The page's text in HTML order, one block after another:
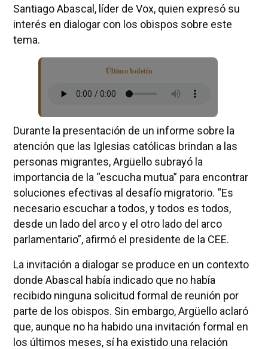
Santiago Abascal, líder de Vox, quien expresó su
interés en dialogar con los obispos sobre este
tema.
Último boletín
Durante la presentación de un informe sobre la
atención que las Iglesias católicas brindan a las
personas migrantes, Argüello subrayó la
importancia de la “escucha mutua” para encontrar
soluciones efectivas al desafío migratorio. “Es
necesario escuchar a todos, y todos es todos,
desde un lado del arco y el otro lado del arco
parlamentario”, afirmó el presidente de la CEE.
La invitación a dialogar se produce en un contexto
donde Abascal había indicado que no había
recibido ninguna solicitud formal de reunión por
parte de los obispos. Sin embargo, Argüello aclaró
que, aunque no ha habido una invitación formal en
los últimos meses, sí ha existido una relación